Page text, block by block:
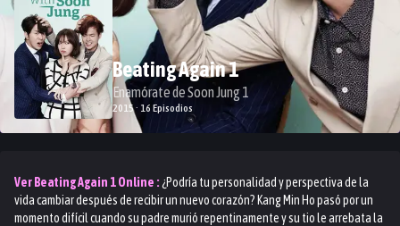
Beating Again 1
Enamórate de Soon Jung 1
2015 · 16 Episodios
Ver Beating Again 1Online : ¿Podría tu personalidad y perspectiva de la
vida cambiar después de recibir un nuevo corazón? Kang Min Ho pasó por un
momento difícil cuando su padre murió repentinamente y su tio le arrebata la